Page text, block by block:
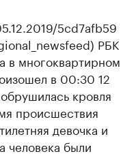
5cd7afb59
РБК
в многоквартирном
в 00:30 12
кровля
происшествия
девочка и
человека были